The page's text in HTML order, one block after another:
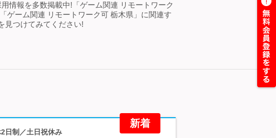
情報を多数掲載中!「ゲーム関連 リモートワーク
ゲーム関連 リモートワーク可 栃木県」に関連す
見つけてみてください!
新着
日制／土日祝休み